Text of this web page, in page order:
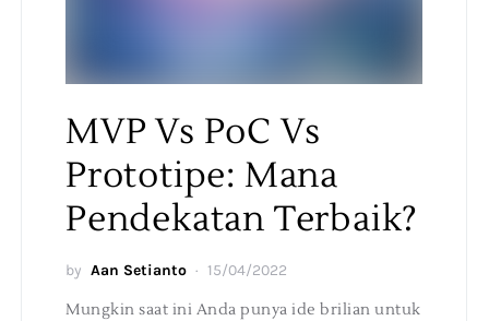
MVP Vs PoC Vs
Prototipe: Mana
Pendekatan Terbaik?
by Aan Setianto 15/04/2022
Mungkin saat ini Anda punya ide brilian untuk